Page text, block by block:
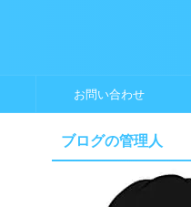
お問い合わせ
ブログの管理人